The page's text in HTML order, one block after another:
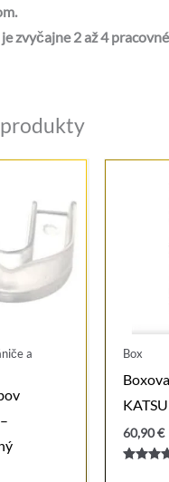
zvyčajne 2 až 4
a
Box
60,90€